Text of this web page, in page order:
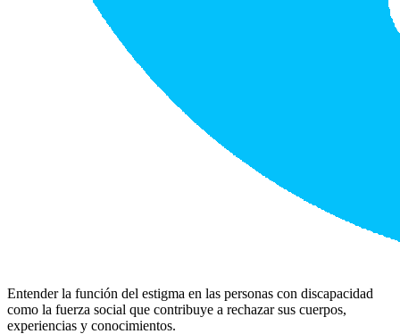
Entender la función del estigma en las personas con discapacidad
como la fuerza social que contribuye a rechazar sus cuerpos,
experiencias y conocimientos.